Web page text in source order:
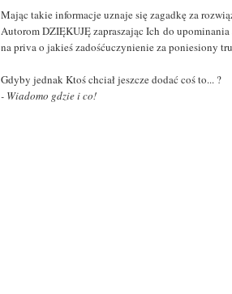
Mając takie informacje uznaje się zagadkę za
Autorom DZIĘKUJĘ zapraszając Ich do upominania
na priva o jakieś zadośćuczynienie za poniesiony
Gdyby jednak Ktoś chciał jeszcze dodać coś to... ?
- Wiadomo gdzie i co!